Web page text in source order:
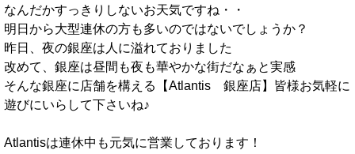
なんだかすっきりしないお天気ですね・・
明日から大型連休の方も多いのではないでしょうか？
昨日、夜の銀座は人に溢れておりました
改めて、銀座は昼間も夜も華やかな街だなぁと実感
そんな銀座に店舗を構える【Atlantis 銀座店】皆様お気軽に
遊びにいらして下さいね♪
Atlantisは連休中も元気に営業しております！